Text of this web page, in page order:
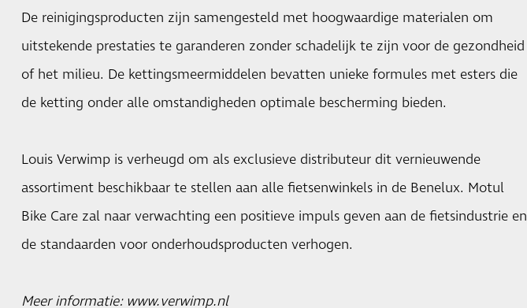
De reinigingsproducten zijn samengesteld met hoogwaardige materialen om
uitstekende prestaties te garanderen zonder schadelijk te zijn voor de gezondheid
of het milieu. De kettingsmeermiddelen bevatten unieke formules met esters die
de ketting onder alle omstandigheden optimale bescherming bieden.
Louis Verwimp is verheugd om als exclusieve distributeur dit vernieuwende
assortiment beschikbaar te stellen aan alle fietsenwinkels in de Benelux. Motul
Bike Care zal naar verwachting een positieve impuls geven aan de fietsindustrie en
de standaarden voor onderhoudsproducten verhogen.
Meer informatie: www.verwimp.nl